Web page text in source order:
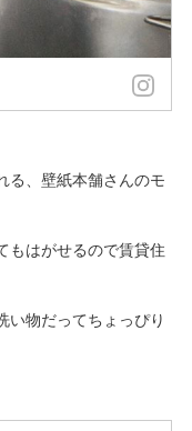
る、壁紙本舗さんのモ
もはがせるので賃貸住
い物だってちょっぴり